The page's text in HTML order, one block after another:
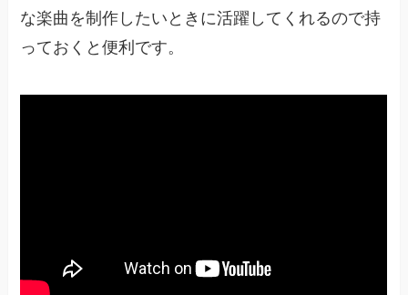
な楽曲を制作したいときに活躍してくれるので持
っておくと便利です。